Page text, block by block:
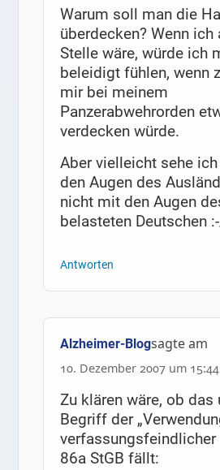
Warum soll man die
überdecken? Wenn ich
Stelle wäre, würde ich
beleidigt fühlen, wenn
mir bei meinem
Panzerabwehrorden
verdecken würde.
Aber vielleicht sehe
den Augen des
nicht mit den Augen
belasteten Deutschen
Antworten
Alzheimer-Blogsagte am
10. Dezember 2007 um 15:44
Zu klären wäre, ob das
Begriff der
verfassungsfeindlicher
86a StGB fällt: